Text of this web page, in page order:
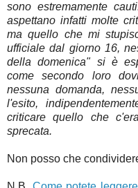
sono estremamente
aspettano infatti molte
ma quello che mi
ufficiale dal giorno 16,
della domenica" si è
come secondo loro
nessuna domanda,
l'esito,
criticare quello che
sprecata.
Non posso che